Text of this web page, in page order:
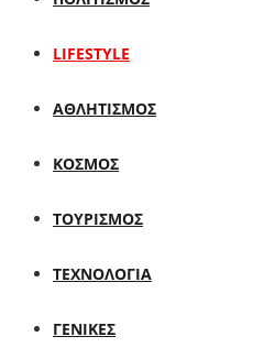
LIFESTYLE
ΑΘΛΗΤΙΣΜΟΣ
ΚΟΣΜΟΣ
ΤΟΥΡΙΣΜΟΣ
ΤΕΧΝΟΛΟΓΙΑ
ΓΕΝΙΚΕΣ